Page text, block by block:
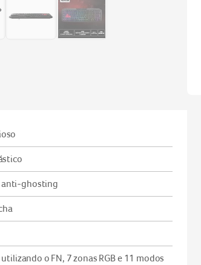
anti-ghosting
o FN, 7 zonas RGB e 11 modos